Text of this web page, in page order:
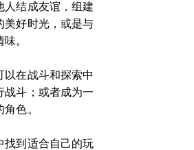
人结成友谊，组建
美好时光，或是与
。
在战斗和探索中
战斗；或者成为一
色。
找到适合自己的玩